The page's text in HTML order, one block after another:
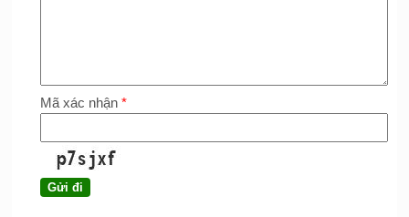
Mã xác nhận *